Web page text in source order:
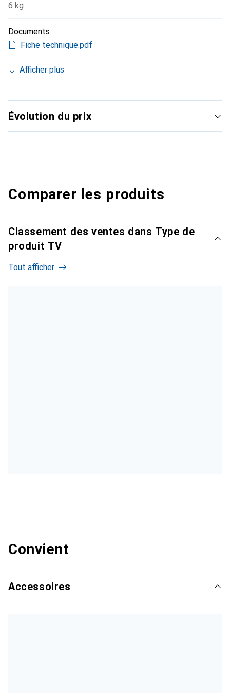
6 kg
Documents
Fiche technique.pdf
Afficher plus
Évolution du prix
Comparer les produits
Classement des ventes dans Type de
produit TV
Tout afficher
Convient
Accessoires